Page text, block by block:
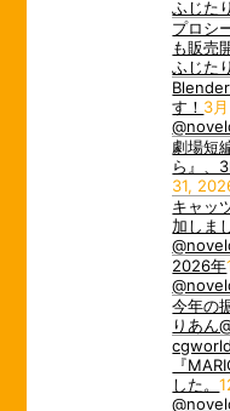
ふじた
プロシ
も販売
ふじた
す！ 3
劇場短
ら』、
31,
キャッ
加しま
2026年
今年の
りあん
『
した。